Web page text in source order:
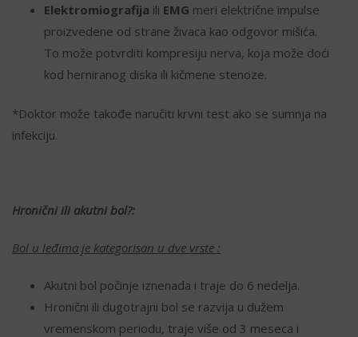
Elektromiografija ili EMG meri električne impulse
proizvedene od strane živaca kao odgovor mišića.
To može potvrditi kompresiju nerva, koja može doći
kod herniranog diska ili kičmene stenoze.
*Doktor može takođe naručiti krvni test ako se sumnja na
infekciju.
Hronični ili akutni bol?:
Bol u leđima je kategorisan u dve vrste :
Akutni bol počinje iznenada i traje do 6 nedelja.
Hronični ili dugotrajni bol se razvija u dužem
vremenskom periodu, traje više od 3 meseca i